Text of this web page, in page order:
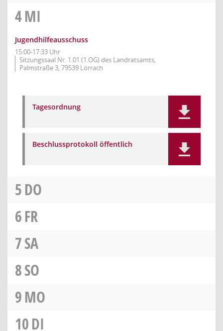
4MI
Jugendhilfeausschuss
15:00-17:33 Uhr
Sitzungssaal Nr. 1.01 (1.OG) des Landratsamts,
Palmstraße 3, 79539 Lörrach
Tagesordnung
Beschlussprotokoll öffentlich
5DO
6FR
7SA
8SO
9MO
10DI